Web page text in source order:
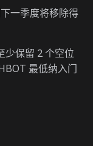
一季度将移除得
少保留 2 个空位
最低纳入门